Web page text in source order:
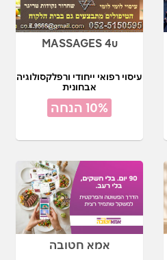
MASSAGES 4u
עיסוי רפואי ייחודי ורפלקסולוגיה
אבחונית
10% הנחה
אמא חטובה